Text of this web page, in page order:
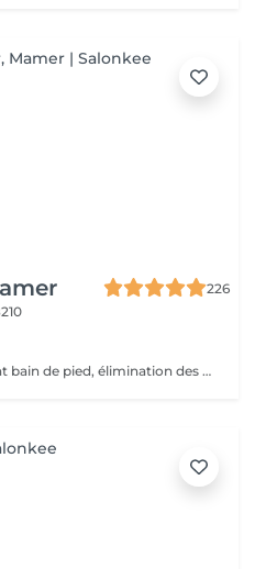
226
Soin complet du pied incluant bain de pied, élimination des callosité (problème divers, tel que les cors etc) travail complet de l'ongle et des cuticules, gommage et crème hydratante de fin de soin (5 pour pose vernis).